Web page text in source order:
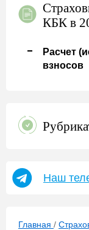
КБК в
Расчет
взносов
Наш
Главная /